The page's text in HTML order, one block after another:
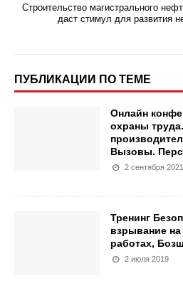
Строительство магистрального
даст стимул для развития
ПУБЛИКАЦИИ ПО ТЕМЕ
Онлайн
охраны
Вызовы.
2 сентября 2021
Тренинг
взрывание
работах,
2 июля 2019